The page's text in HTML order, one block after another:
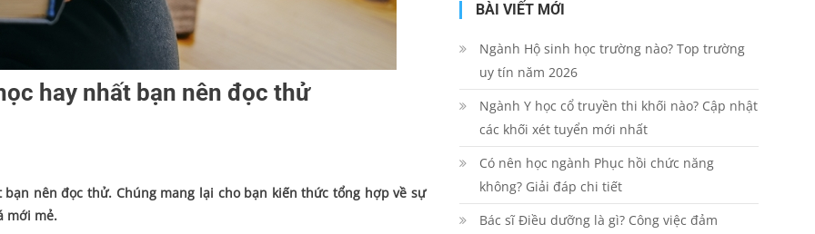
hay nhất bạn nên đọc thử
nên đọc thử. Chúng mang lại cho bạn kiến thức tổng hợp về sự
mới mẻ.
BÀI VIẾT MỚI
Ngành Hộ sinh học trường nào? Top trường
uy tín năm 2026
Ngành Y học cổ truyền thi khối nào? Cập nhật
các khối xét tuyển mới nhất
Có nên học ngành Phục hồi chức năng
không? Giải đáp chi tiết
Bác sĩ Điều dưỡng là gì? Công việc đảm